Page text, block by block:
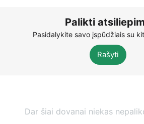
Palikti
Pasidalykite savo įspūdžiais su
Rašyti
Dar šiai dovanai niekas